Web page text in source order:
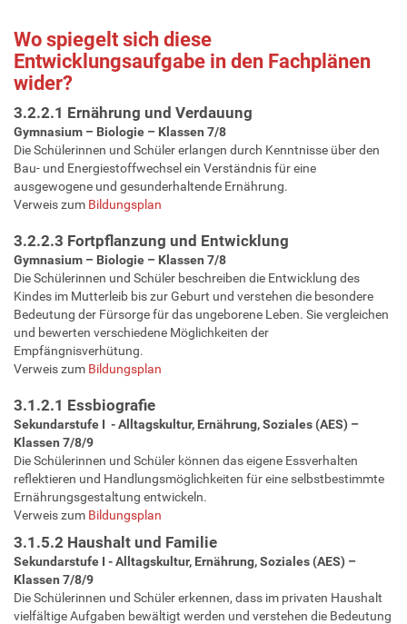
Wo spiegelt sich diese
Entwicklungsaufgabe in den Fachplänen
wider?
3.2.2.1 Ernährung und Verdauung
Gymnasium – Biologie – Klassen 7/8
Die Schülerinnen und Schüler erlangen durch Kenntnisse über den
Bau- und Energiestoffwechsel ein Verständnis für eine
ausgewogene und gesunderhaltende Ernährung.
Verweis zum Bildungsplan
3.2.2.3 Fortpflanzung und Entwicklung
Gymnasium – Biologie – Klassen 7/8
Die Schülerinnen und Schüler beschreiben die Entwicklung des
Kindes im Mutterleib bis zur Geburt und verstehen die besondere
Bedeutung der Fürsorge für das ungeborene Leben. Sie vergleichen
und bewerten verschiedene Möglichkeiten der
Empfängnisverhütung.
Verweis zum Bildungsplan
3.1.2.1 Essbiografie
Sekundarstufe I - Alltagskultur, Ernährung, Soziales (AES) –
Klassen 7/8/9
Die Schülerinnen und Schüler können das eigene Essverhalten
reflektieren und Handlungsmöglichkeiten für eine selbstbestimmte
Ernährungsgestaltung entwickeln.
Verweis zum Bildungsplan
3.1.5.2 Haushalt und Familie
Sekundarstufe I - Alltagskultur, Ernährung, Soziales (AES) –
Klassen 7/8/9
Die Schülerinnen und Schüler erkennen, dass im privaten Haushalt
vielfältige Aufgaben bewältigt werden und verstehen die Bedeutung